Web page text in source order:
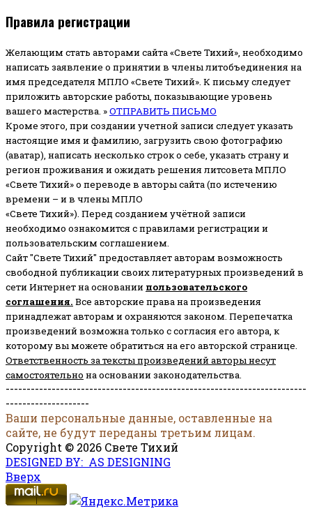
Правила регистрации
Желающим стать авторами сайта «Свете Тихий», необходимо
написать заявление о принятии в члены литобъединения на
имя председателя МПЛО «Свете Тихий». К письму следует
приложить авторские работы, показывающие уровень
вашего мастерства. »ОТПРАВИТЬ ПИСЬМО
Кроме этого, при создании учетной записи следует указать
настоящие имя и фамилию, загрузить свою фотографию
(аватар), написать несколько строк о себе, указать страну и
регион проживания и ожидать решения литсовета МПЛО
«Свете Тихий» о переводе в авторы сайта (по истечению
времени – и в члены МПЛО
«Свете Тихий»). Перед созданием учётной записи
необходимо ознакомится с правилами регистрации и
пользовательским соглашением.
Сайт "Свете Тихий" предоставляет авторам возможность
свободной публикации своих литературных произведений в
сети Интернет на основании пользовательского
соглашения. Все авторские права на произведения
принадлежат авторам и охраняются законом. Перепечатка
произведений возможна только с согласия его автора, к
которому вы можете обратиться на его авторской странице.
Ответственность за тексты произведений авторы несут
самостоятельно на основании законодательства.
------------------------------------------------------------------------
--------------------
Ваши персональные данные, оставленные на
сайте, не будут переданы третьим лицам.
Copyright © 2026 Свете Тихий
DESIGNED BY: AS DESIGNING
Вверх